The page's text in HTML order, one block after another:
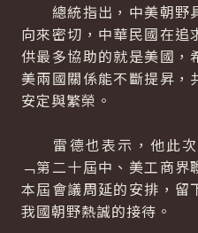
總統指出，中美朝野
向來密切，中華民國在追
供最多協助的就是美國，
美兩國關係能不斷提昇，
安定與繁榮。
雷德也表示，他此次
﹁第二十屆中、美工商
本屆會議周延的安排，留
我國朝野熱誠的接待。